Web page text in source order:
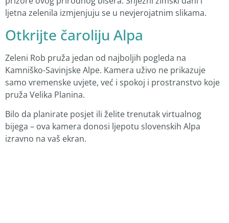
ljetna zelenila izmjenjuju se u nevjerojatnim slikama.
Otkrijte čaroliju Alpa
Zeleni Rob pruža jedan od najboljih pogleda na
Kamniško-Savinjske Alpe. Kamera uživo ne prikazuje
samo vremenske uvjete, već i spokoj i prostranstvo koje
pruža Velika Planina.
Bilo da planirate posjet ili želite trenutak virtualnog
bijega – ova kamera donosi ljepotu slovenskih Alpa
izravno na vaš ekran.